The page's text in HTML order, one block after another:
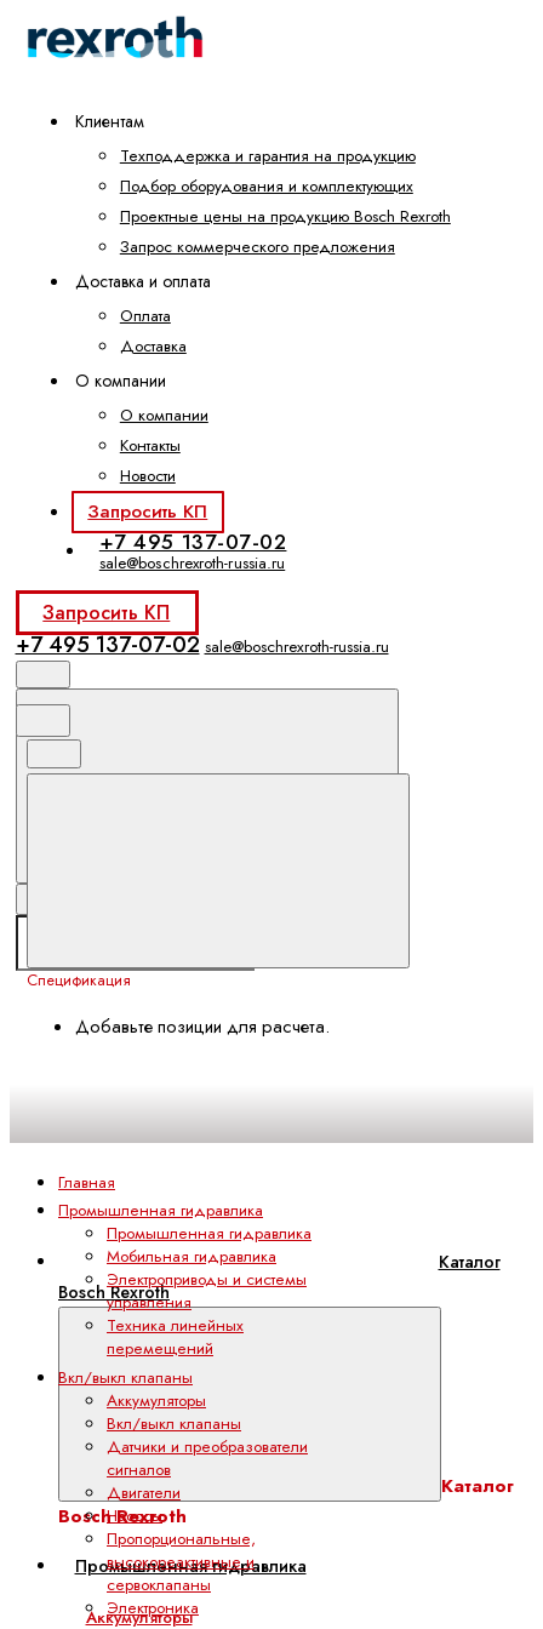
Клиентам
Техподдержка и гарантия на продукцию
Подбор оборудования и комплектующих
Проектные цены на продукцию Bosch Rexroth
Запрос коммерческого предложения
Доставка и оплата
Оплата
Доставка
О компании
О компании
Контакты
Новости
Запросить КП
+7 495 137-07-02
sale@boschrexroth-russia.ru
Запросить КП
+7 495 137-07-02 sale@boschrexroth-russia.ru
Спецификация
Добавьте позиции для расчета.
Каталог
Bosch Rexroth
Каталог
Bosch Rexroth
Промышленная гидравлика
Аккумуляторы
Главная
Промышленная гидравлика
Промышленная гидравлика
Мобильная гидравлика
Электроприводы и системы
управления
Техника линейных
перемещений
Вкл/выкл клапаны
Аккумуляторы
Вкл/выкл клапаны
Датчики и преобразователи
сигналов
Двигатели
Насосы
Пропорциональные,
высокореактивные и
сервоклапаны
Электроника